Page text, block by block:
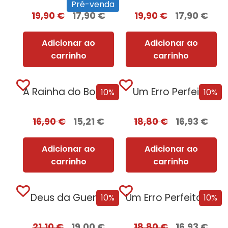
Pré-venda
19,90€ 17,90€
Adicionar ao
carrinho
19,90€ 17,90 €
Adicionar ao
carrinho
10%
A Rainha do BookTok
16,90€ 15,21 €
Adicionar ao
carrinho
10%
Um Erro Perfeito
18,80€ 16,93 €
Adicionar ao
carrinho
10%
Deus da Guerra 10%
Um Erro Perfeito – Edição com EDGES